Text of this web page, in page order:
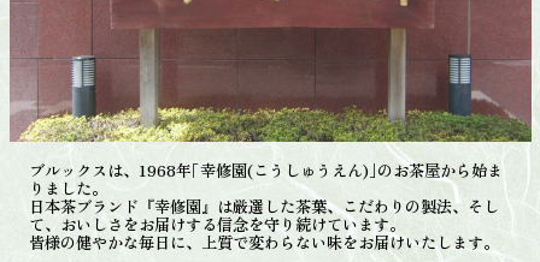
ブルックスは、1968年｢幸修園(こうしゅうえん)｣のお茶屋から始ま
りました。
日本茶ブランド『幸修園』は厳選した茶葉、こだわりの製法、そし
て、おいしさをお届けする信念を守り続けています。
皆様の健やかな毎日に、上質で変わらない味をお届けいたします。